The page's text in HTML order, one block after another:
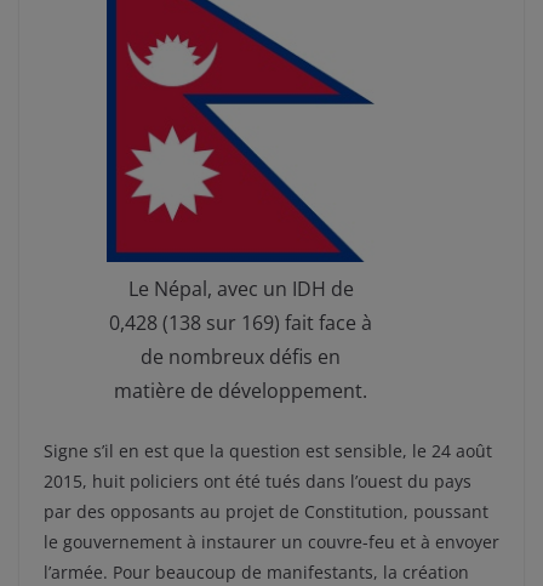
Le Népal, avec un IDH de
0,428 (138 sur 169) fait face à
de nombreux défis en
matière de développement.
Signe s’il en est que la question est sensible, le 24 août
2015, huit policiers ont été tués dans l’ouest du pays
par des opposants au projet de Constitution, poussant
le gouvernement à instaurer un couvre-feu et à envoyer
l’armée. Pour beaucoup de manifestants, la création